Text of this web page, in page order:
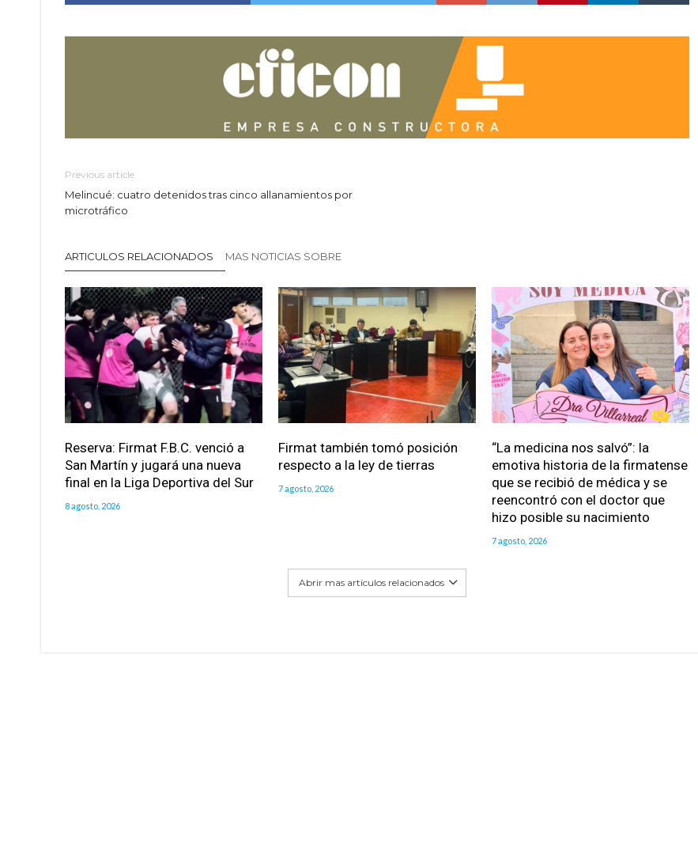
Previous article
Melincué: cuatro detenidos tras cinco allanamientos por
microtráfico
ARTICULOS RELACIONADOS MAS NOTICIAS SOBRE
Reserva: Firmat F.B.C. venció a
San Martín y jugará una nueva
final en la Liga Deportiva del Sur
8 agosto, 2026
Firmat también tomó posición
respecto a la ley de tierras
7 agosto, 2026
“La medicina nos salvó”: la
emotiva historia de la firmatense
que se recibió de médica y se
reencontró con el doctor que
hizo posible su nacimiento
7 agosto, 2026
Abrir mas artículos relacionados